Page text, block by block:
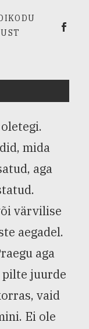
Viiu
mida
aga
värvilise
aegadel.
aga
pilte juurde
vaid
Ei ole